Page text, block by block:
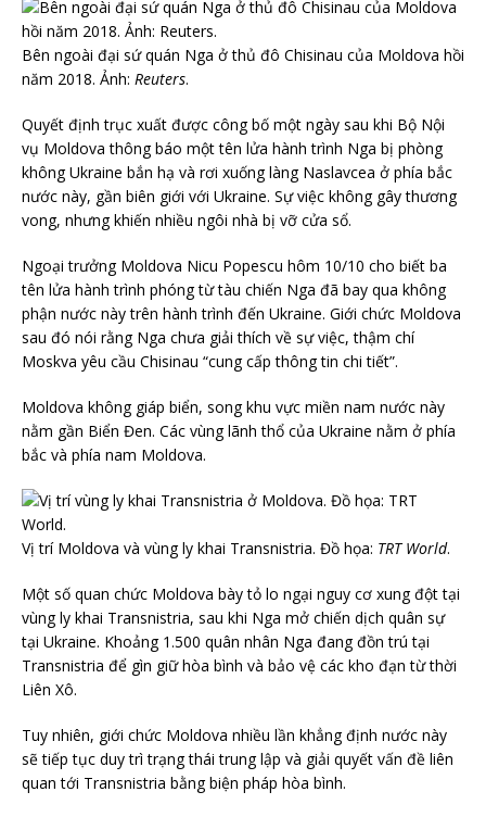
Bên ngoài đại sứ quán Nga ở thủ đô Chisinau của Moldova hồi
năm 2018. Ảnh: Reuters.
Quyết định trục xuất được công bố một ngày sau khi Bộ Nội
vụ Moldova thông báo một tên lửa hành trình Nga bị phòng
không Ukraine bắn hạ và rơi xuống làng Naslavcea ở phía bắc
nước này, gần biên giới với Ukraine. Sự việc không gây thương
vong, nhưng khiến nhiều ngôi nhà bị vỡ cửa sổ.
Ngoại trưởng Moldova Nicu Popescu hôm 10/10 cho biết ba
tên lửa hành trình phóng từ tàu chiến Nga đã bay qua không
phận nước này trên hành trình đến Ukraine. Giới chức Moldova
sau đó nói rằng Nga chưa giải thích về sự việc, thậm chí
Moskva yêu cầu Chisinau “cung cấp thông tin chi tiết”.
Moldova không giáp biển, song khu vực miền nam nước này
nằm gần Biển Đen. Các vùng lãnh thổ của Ukraine nằm ở phía
bắc và phía nam Moldova.
Vị trí Moldova và vùng ly khai Transnistria. Đồ họa: TRT World.
Một số quan chức Moldova bày tỏ lo ngại nguy cơ xung đột tại
vùng ly khai Transnistria, sau khi Nga mở chiến dịch quân sự
tại Ukraine. Khoảng 1.500 quân nhân Nga đang đồn trú tại
Transnistria để gìn giữ hòa bình và bảo vệ các kho đạn từ thời
Liên Xô.
Tuy nhiên, giới chức Moldova nhiều lần khẳng định nước này
sẽ tiếp tục duy trì trạng thái trung lập và giải quyết vấn đề liên
quan tới Transnistria bằng biện pháp hòa bình.